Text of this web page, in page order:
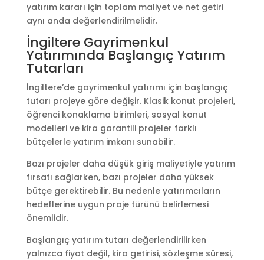
yatırım kararı için toplam maliyet ve net getiri
aynı anda değerlendirilmelidir.
İngiltere Gayrimenkul
Yatırımında Başlangıç Yatırım
Tutarları
İngiltere’de gayrimenkul yatırımı için başlangıç
tutarı projeye göre değişir. Klasik konut projeleri,
öğrenci konaklama birimleri, sosyal konut
modelleri ve kira garantili projeler farklı
bütçelerle yatırım imkanı sunabilir.
Bazı projeler daha düşük giriş maliyetiyle yatırım
fırsatı sağlarken, bazı projeler daha yüksek
bütçe gerektirebilir. Bu nedenle yatırımcıların
hedeflerine uygun proje türünü belirlemesi
önemlidir.
Başlangıç yatırım tutarı değerlendirilirken
yalnızca fiyat değil, kira getirisi, sözleşme süresi,